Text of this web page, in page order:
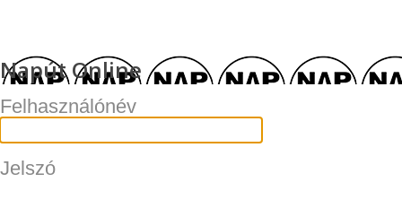
Napút Online
Felhasználónév
Jelszó